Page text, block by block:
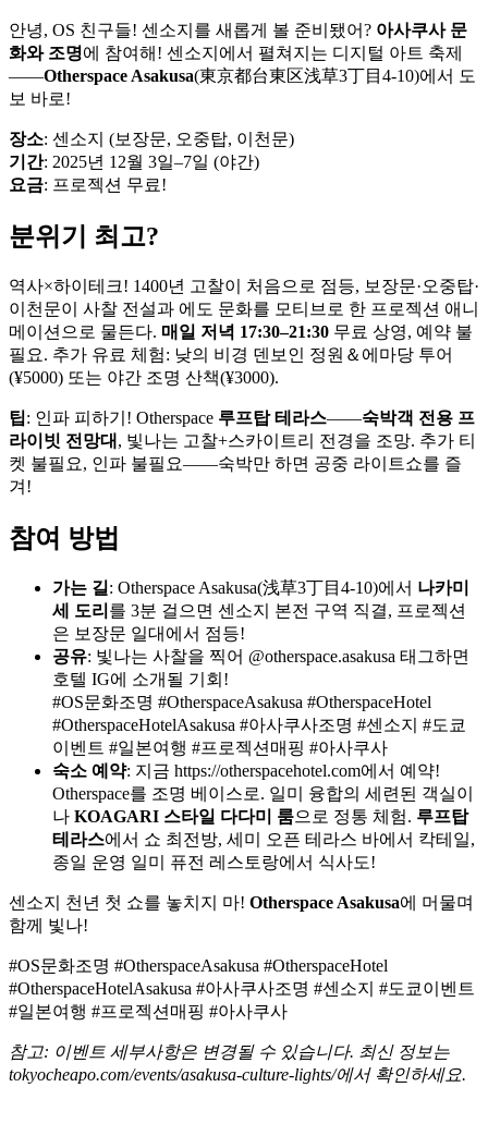
안녕, OS 친구들! 센소지를 새롭게 볼 준비됐어? 아사쿠사 문
화와 조명에 참여해! 센소지에서 펼쳐지는 디지털 아트 축제
——Otherspace Asakusa(東京都台東区浅草3丁目4-10)에서 도
보 바로!
장소: 센소지 (보장문, 오중탑, 이천문)
기간: 2025년 12월 3일–7일 (야간)
요금: 프로젝션 무료!
분위기 최고?
역사×하이테크! 1400년 고찰이 처음으로 점등, 보장문·오중탑·
이천문이 사찰 전설과 에도 문화를 모티브로 한 프로젝션 애니
메이션으로 물든다. 매일 저녁 17:30–21:30 무료 상영, 예약 불
필요. 추가 유료 체험: 낮의 비경 덴보인 정원＆에마당 투어
(¥5000) 또는 야간 조명 산책(¥3000).
팁: 인파 피하기! Otherspace 루프탑 테라스——숙박객 전용 프
라이빗 전망대 , 빛나는 고찰+스카이트리 전경을 조망. 추가 티
켓 불필요, 인파 불필요——숙박만 하면 공중 라이트쇼를 즐
겨!
참여 방법
가는 길 : Otherspace Asakusa(浅草3丁目4-10)에서 나카미
세 도리 를 3분 걸으면 센소지 본전 구역 직결, 프로젝션
은 보장문 일대에서 점등!
공유: 빛나는 사찰을 찍어 @otherspace.asakusa 태그하면
호텔 IG에 소개될 기회!
#OS문화조명 #OtherspaceAsakusa #OtherspaceHotel
#OtherspaceHotelAsakusa #아사쿠사조명 #센소지 #도쿄
이벤트 #일본여행 #프로젝션매핑 #아사쿠사
숙소 예약: 지금 https://otherspacehotel.com에서 예약!
Otherspace를 조명 베이스로. 일미 융합의 세련된 객실이
나 KOAGARI 스타일 다다미 룸으로 정통 체험. 루프탑
테라스에서 쇼 최전방, 세미 오픈 테라스 바에서 칵테일,
종일 운영 일미 퓨전 레스토랑에서 식사도!
센소지 천년 첫 쇼를 놓치지 마! Otherspace Asakusa에 머물며
함께 빛나!
#OS문화조명 #OtherspaceAsakusa #OtherspaceHotel
#OtherspaceHotelAsakusa #아사쿠사조명 #센소지 #도쿄이벤트
#일본여행 #프로젝션매핑 #아사쿠사
참고: 이벤트 세부사항은 변경될 수 있습니다. 최신 정보는
tokyocheapo.com/events/asakusa-culture-lights/에서 확인하세요.